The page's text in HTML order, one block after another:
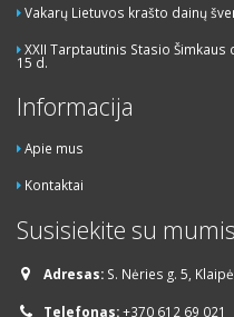
Vakarų Lietuvos krašto dainų
XXII Tarptautinis Stasio
15 d.
Informacija
Apie mus
Kontaktai
Susisiekite su mumis
Adresas: S. Nėries g. 5,
Telefonas:+370 612 69 021